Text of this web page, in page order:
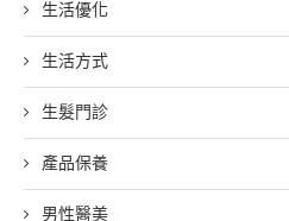
生活優化
生活方式
生髮門診
產品保養
男性醫美